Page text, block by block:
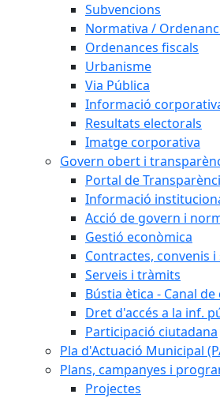
Subvencions
Normativa /
Ordenances fiscals
Urbanisme
Via Pública
Informació
Resultats electorals
Imatge corporativa
Govern obert i
Portal de
Informació
Acció de govern i
Gestió econòmica
Contractes, convenis
Serveis i tràmits
Bústia ètica - Canal
Dret d'accés a la inf.
Participació ciutadana
Pla d'Actuació Municipal
Plans, campanyes i
Projectes